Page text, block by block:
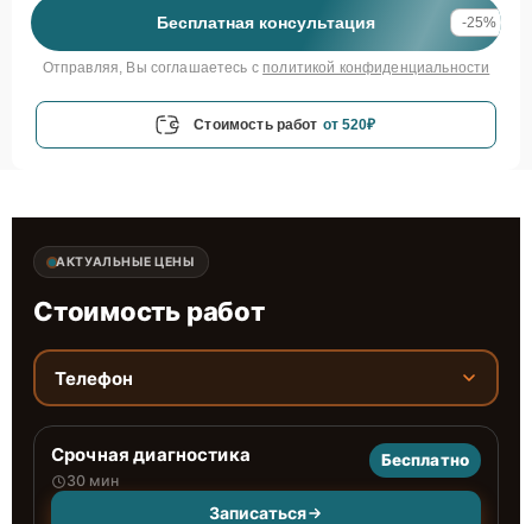
Бесплатная консультация -25%
Отправляя, Вы соглашаетесь с политикой конфиденциальности
Стоимость работ от 520₽
АКТУАЛЬНЫЕ ЦЕНЫ
Стоимость работ
Телефон
Срочная диагностика
30 мин
Бесплатно
Записаться